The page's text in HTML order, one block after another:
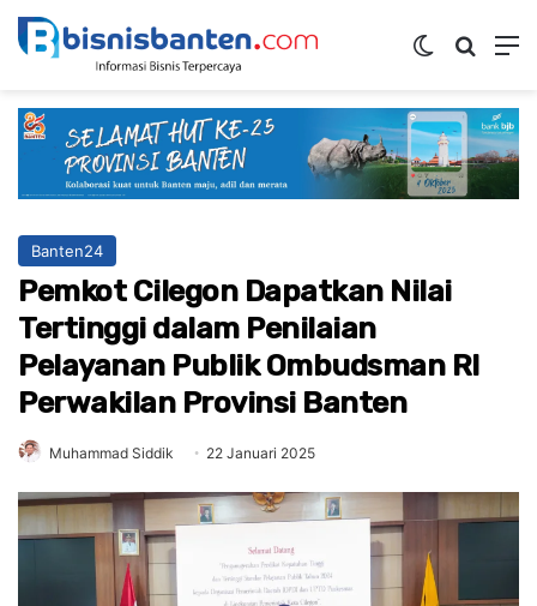
Switch skin
Banten24
Pemkot Cilegon Dapatkan Nilai
Tertinggi dalam Penilaian
Pelayanan Publik Ombudsman RI
Perwakilan Provinsi Banten
Muhammad Siddik 22 Januari 2025